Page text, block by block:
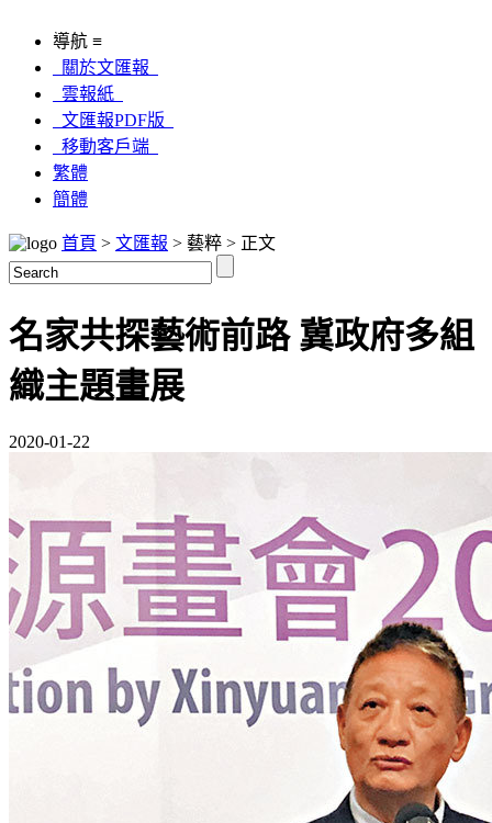
導航 ≡
關於文匯報
雲報紙
文匯報PDF版
移動客戶端
繁體
簡體
首頁 > 文匯報 > 藝粹 > 正文
名家共探藝術前路 冀政府多組
織主題畫展
2020-01-22